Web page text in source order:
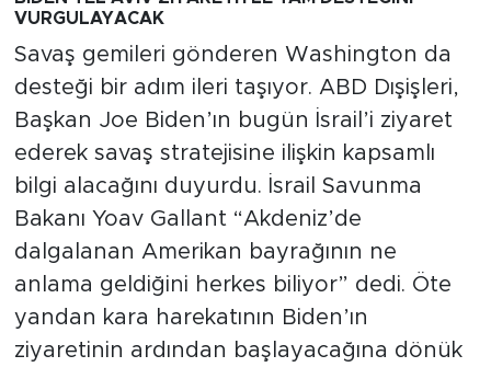
VURGULAYACAK
Savaş gemileri gönderen Washington da
desteği bir adım ileri taşıyor. ABD Dışişleri,
Başkan Joe Biden’ın bugün İsrail’i ziyaret
ederek savaş stratejisine ilişkin kapsamlı
bilgi alacağını duyurdu. İsrail Savunma
Bakanı Yoav Gallant “Akdeniz’de
dalgalanan Amerikan bayrağının ne
anlama geldiğini herkes biliyor” dedi. Öte
yandan kara harekatının Biden’ın
ziyaretinin ardından başlayacağına dönük
FOTO GALERİ
VİDEOLAR
ALINTI YAZARLAR
SOSYAL MEDYA